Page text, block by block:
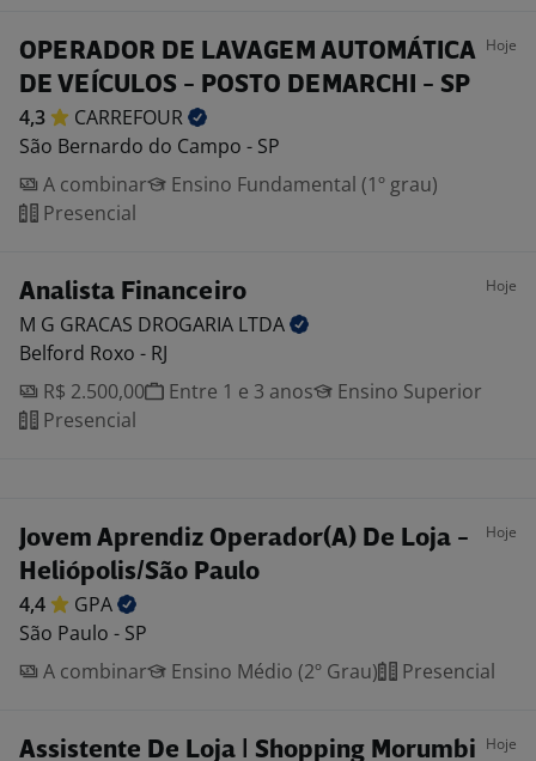
OPERADOR DE LAVAGEM AUTOMÁTICA
DE VEÍCULOS - POSTO DEMARCHI - SP
Hoje
4,3
CARREFOUR
São Bernardo do Campo - SP
A combinar
Ensino Fundamental (1º grau)
Presencial
Analista Financeiro Hoje
M G GRACAS DROGARIA LTDA
Belford Roxo - RJ
R$ 2.500,00
Entre 1 e 3 anos
Ensino Superior
Presencial
Jovem Aprendiz Operador(A) De Loja -
Heliópolis/São Paulo
Hoje
4,4
GPA
São Paulo - SP
A combinar
Ensino Médio (2º Grau) Presencial
Assistente De Loja | Shopping Morumbi Hoje